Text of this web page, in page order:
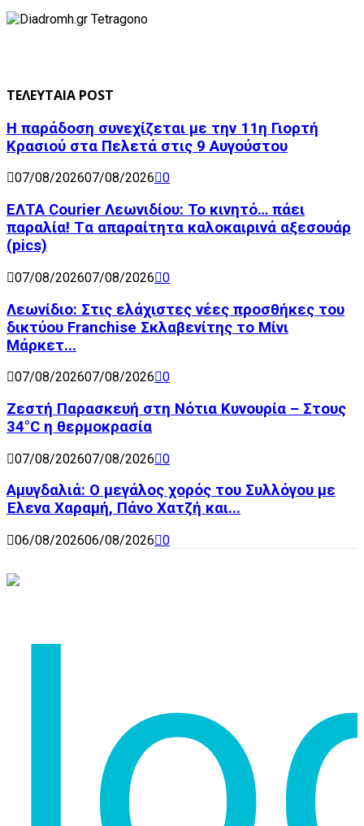
ΤΕΛΕΥΤΑΙΑ POST
Η παράδοση συνεχίζεται με την 11η Γιορτή
Κρασιού στα Πελετά στις 9 Αυγούστου
07/08/202607/08/2026 0
ΕΛΤΑ Courier Λεωνιδίου: Το κινητό… πάει
παραλία! Tα απαραίτητα καλοκαιρινά αξεσουάρ
(pics)
07/08/202607/08/2026 0
Λεωνίδιο: Στις ελάχιστες νέες προσθήκες του
δικτύου Franchise Σκλαβενίτης το Μίνι
Μάρκετ...
07/08/202607/08/2026 0
Ζεστή Παρασκευή στη Νότια Κυνουρία – Στους
34°C η θερμοκρασία
07/08/202607/08/2026 0
Αμυγδαλιά: Ο μεγάλος χορός του Συλλόγου με
Έλενα Χαραμή, Πάνο Χατζή και...
06/08/202606/08/2026 0